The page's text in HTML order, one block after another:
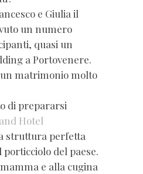
e Giulia il
un numero
quasi un
a Portovenere.
matrimonio molto
di prepararsi
Hotel
struttura perfetta
porticciolo del paese.
e alla cugina